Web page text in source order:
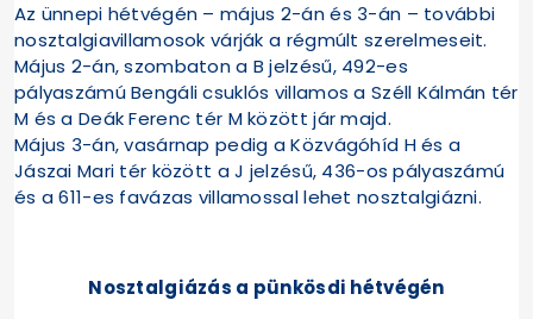
Az ünnepi hétvégén – május 2-án és 3-án – további
nosztalgiavillamosok várják a régmúlt szerelmeseit.
Május 2-án, szombaton a B jelzésű, 492-es
pályaszámú Bengáli csuklós villamos a Széll Kálmán tér
M és a Deák Ferenc tér M között jár majd.
Május 3-án, vasárnap pedig a Közvágóhíd H és a
Jászai Mari tér között a J jelzésű, 436-os pályaszámú
és a 611-es favázas villamossal lehet nosztalgiázni.
Nosztalgiázás a pünkösdi hétvégén